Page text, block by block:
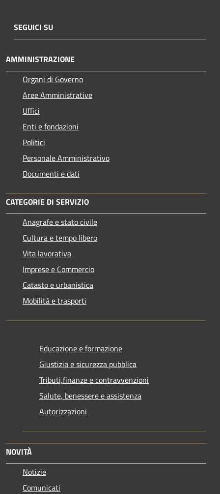
SEGUICI SU
AMMINISTRAZIONE
Organi di Governo
Aree Amministrative
Uffici
Enti e fondazioni
Politici
Personale Amministrativo
Documenti e dati
CATEGORIE DI SERVIZIO
Anagrafe e stato civile
Cultura e tempo libero
Vita lavorativa
Imprese e Commercio
Catasto e urbanistica
Mobilità e trasporti
Educazione e formazione
Giustizia e sicurezza pubblica
Tributi,finanze e contravvenzioni
Salute, benessere e assistenza
Autorizzazioni
NOVITÀ
Notizie
Comunicati